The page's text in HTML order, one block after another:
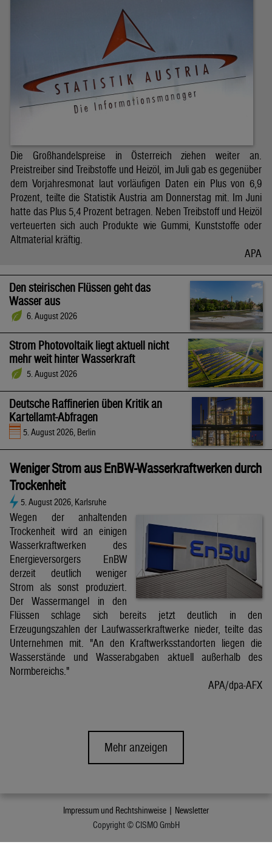
Die Großhandelspreise in Österreich ziehen weiter an.
Preistreiber sind Treibstoffe und Heizöl, im Juli gab es gegenüber
dem Vorjahresmonat laut vorläufigen Daten ein Plus von 6,9
Prozent, teilte die Statistik Austria am Donnerstag mit. Im Juni
hatte das Plus 5,4 Prozent betragen. Neben Treibstoff und Heizöl
verteuerten sich auch Produkte wie Gummi, Kunststoffe oder
Altmaterial kräftig.
APA
Den steirischen Flüssen geht das
Wasser aus
6. August 2026
Strom Photovoltaik liegt aktuell nicht
mehr weit hinter Wasserkraft
5. August 2026
Deutsche Raffinerien üben Kritik an
Kartellamt-Abfragen
5. August 2026, Berlin
Weniger Strom aus EnBW-Wasserkraftwerken durch
Trockenheit
5. August 2026, Karlsruhe
Wegen der anhaltenden
Trockenheit wird an einigen
Wasserkraftwerken des
Energieversorgers EnBW
derzeit deutlich weniger
Strom als sonst produziert.
Der Wassermangel in den
Flüssen schlage sich bereits jetzt deutlich in den
Erzeugungszahlen der Laufwasserkraftwerke nieder, teilte das
Unternehmen mit. "An den Kraftwerksstandorten liegen die
Wasserstände und Wasserabgaben aktuell außerhalb des
Normbereichs."
APA/dpa-AFX
Mehr anzeigen
Impressum und Rechtshinweise | Newsletter
Copyright © CISMO GmbH